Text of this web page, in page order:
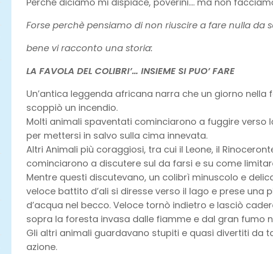
Forse perchè pensiamo di non riuscire a fare nulla da
bene vi racconto una storia:
LA FAVOLA DEL COLIBRI’… INSIEME SI PUO’ FARE
Un’antica leggenda africana narra che un giorno nella
scoppiò un incendio.
Molti animali spaventati cominciarono a fuggire verso
per mettersi in salvo sulla cima innevata.
Altri Animali più coraggiosi, tra cui il Leone, il
cominciarono a discutere sul da farsi e su come
Mentre questi discutevano, un colibrì minuscolo e
veloce battito d’ali si diresse verso il lago e prese una
d’acqua nel becco. Veloce tornò indietro e lasciò
sopra la foresta invasa dalle fiamme e dal gran fumo
Gli altri animali guardavano stupiti e quasi divertiti da
azione.